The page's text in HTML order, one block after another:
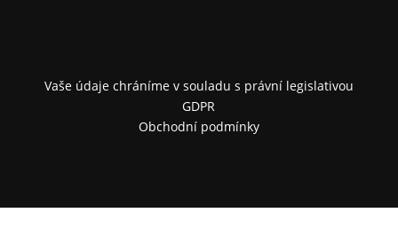
Vaše údaje chráníme v souladu s právní legislativou
GDPR
Obchodní podmínky